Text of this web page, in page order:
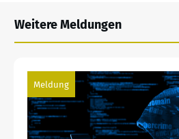
Weitere Meldungen
Meldung